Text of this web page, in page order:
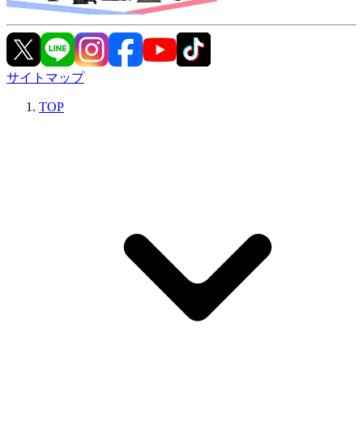
サイトマップ
TOP